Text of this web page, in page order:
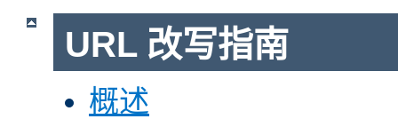
URL 改写指南
概述